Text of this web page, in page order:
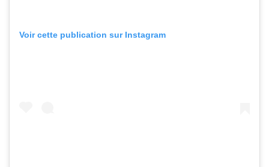
Voir cette publication sur Instagram